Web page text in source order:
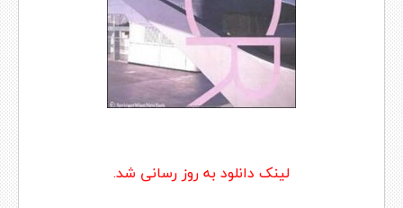
لینک دانلود به روز رسانی شد.